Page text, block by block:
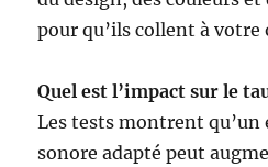
pour qu’ils collent à votre
Quel est l’impact sur le
Les tests montrent
sonore adapté peut